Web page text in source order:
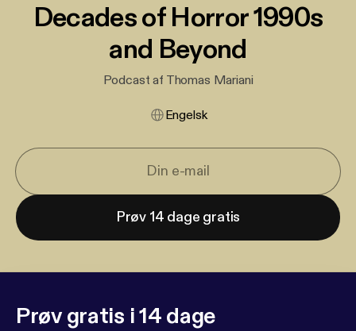
Decades of Horror 1990s
and Beyond
Podcast af Thomas Mariani
Engelsk
Prøv 14 dage gratis
Prøv gratis i 14 dage